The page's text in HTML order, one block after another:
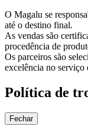
O Magalu se
até o destino final.
As vendas são
procedência de
Os parceiros são
excelência no serviço
Política de
Fechar